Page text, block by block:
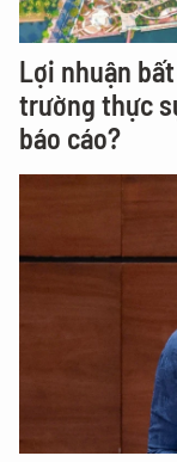
Lợi nhuận
trường thực
báo cáo?